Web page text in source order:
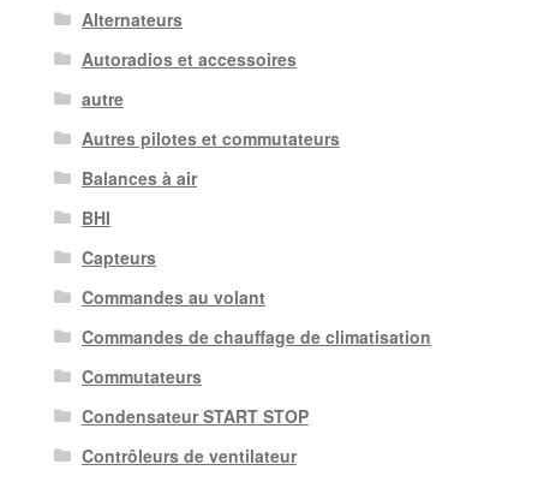
Alternateurs
Autoradios et accessoires
autre
Autres pilotes et commutateurs
Balances à air
BHI
Capteurs
Commandes au volant
Commandes de chauffage de climatisation
Commutateurs
Condensateur START STOP
Contrôleurs de ventilateur